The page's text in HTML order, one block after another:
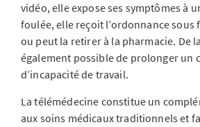
vidéo, elle expose ses symptômes à
foulée, elle reçoit l’ordonnance
ou peut la retirer à la pharmacie. De
également possible de prolonger un
d’incapacité de travail.
La télémédecine constitue un
aux soins médicaux traditionnels et